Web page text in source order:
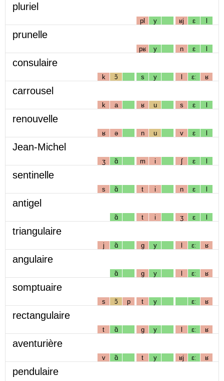
pluriel
pl y ʁj ɛ l
prunelle
pʁ y n ɛ l
consulaire
k ɔ̃ s y l ɛː ʁ
carrousel
k a ʁ u s ɛ l
renouvelle
ʁ ə n u v ɛ l
Jean-Michel
ʒ ɑ̃ m i ʃ ɛ l
sentinelle
s ɑ̃ t i n ɛ l
antigel
ɑ̃ t i ʒ ɛ l
triangulaire
j ɑ̃ g y l ɛː ʁ
angulaire
ɑ̃ g y l ɛː ʁ
somptuaire
s ɔ̃ p t y ɛː ʁ
rectangulaire
t ɑ̃ g y l ɛː ʁ
aventurière
v ɑ̃ t y ʁj ɛː ʁ
pendulaire